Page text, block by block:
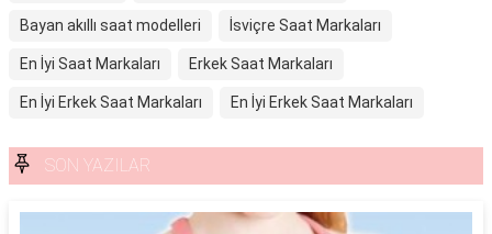
Bayan akıllı saat modelleri İsviçre Saat Markaları
En İyi Saat Markaları Erkek Saat Markaları
En İyi Erkek Saat Markaları En İyi Erkek Saat Markaları
SON YAZILAR